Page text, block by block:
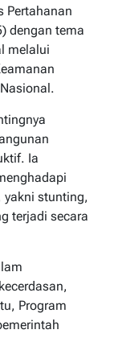
Pertahanan
dengan tema
melalui
Ia
stunting,
terjadi secara
Program